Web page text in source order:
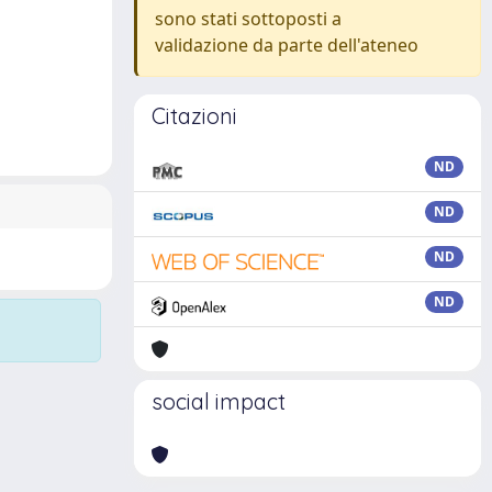
sono stati sottoposti a
validazione da parte dell'ateneo
Citazioni
ND
ND
ND
ND
social impact